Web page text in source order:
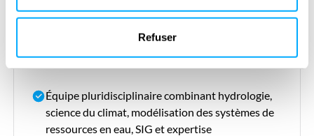
Refuser
Notre valeur ajoutée
Équipe pluridisciplinaire combinant hydrologie,
science du climat, modélisation des systèmes de
ressources en eau, SIG et expertise